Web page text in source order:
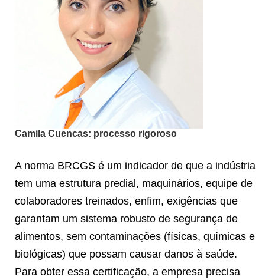
Camila Cuencas: processo rigoroso
A norma BRCGS é um indicador de que a indústria
tem uma estrutura predial, maquinários, equipe de
colaboradores treinados, enfim, exigências que
garantam um sistema robusto de segurança de
alimentos, sem contaminações (físicas, químicas e
biológicas) que possam causar danos à saúde.
Para obter essa certificação, a empresa precisa